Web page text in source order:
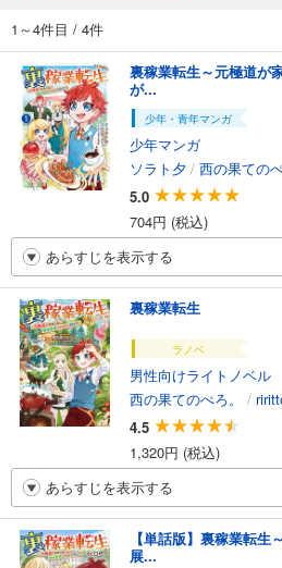
1～4件目 / 4件
裏稼業転生～元極道が
が...
少年・青年マンガ
少年マンガ
ソラト夕 / 西の果てのぺ
5.0
704円 (税込)
あらすじを表示する
裏稼業転生
ラノベ
男性向けライトノベル
西の果てのぺろ。
/
4.5
1,320円 (税込)
あらすじを表示する
【単話版】裏稼業転
展...